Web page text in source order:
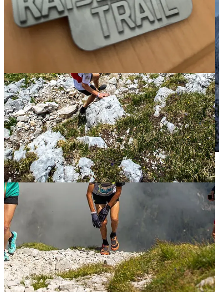
Tot slot, DANKE DANKE aan mijn sponsoren(Osprey Europe,
Polar Benelux, #TeamHerrie), enthousiaste supporters en alle hart-
onder-de-riemstekers! Jullie zijn fantastisch.
O, enne, nieuwe sponsoren zijn altijd welkom! Stuur even een
berichtje als je denkt “ik wil de sportieve reis van die gozer actief
mee- en mogelijk maken!”.
En je zou het bijna vergeten, maar ik doe iets in de schrijverij en het
is bijna vakantie en wat is er nou lekkerderderder dan een goed boek
te lezen tijdens je vakantie? Niks.
Dus kijk hier eens rond!